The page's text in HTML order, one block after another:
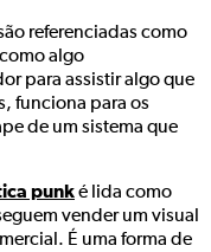
referenciadas como
algo
para assistir algo que
funciona para os
de um sistema que
punké lida como
vender um visual
É uma forma de